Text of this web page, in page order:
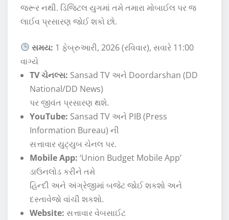
જરૂર નથી. ડિજિટલ યુગમાં તમે તમારા મોબાઈલ પર જ
લાઈવ પ્રસારણ જોઈ શકો છો.
સમય: 1 ફેબ્રુઆરી, 2026 (રવિવાર), સવારે 11:00
વાગ્યે
TV ચેનલ્સ: Sansad TV અને Doordarshan (DD
National/DD News)
પર જીવંત પ્રસારણ થશે.
YouTube: Sansad TV અને PIB (Press
Information Bureau) ની
સત્તાવાર યુટ્યુબ ચેનલ પર.
Mobile App: ‘Union Budget Mobile App’
ડાઉનલોડ કરીને તમે
હિન્દી અને અંગ્રેજીમાં બજેટ જોઈ શકશો અને
દસ્તાવેજો વાંચી શકશો.
Website: સત્તાવાર વેબસાઈટ